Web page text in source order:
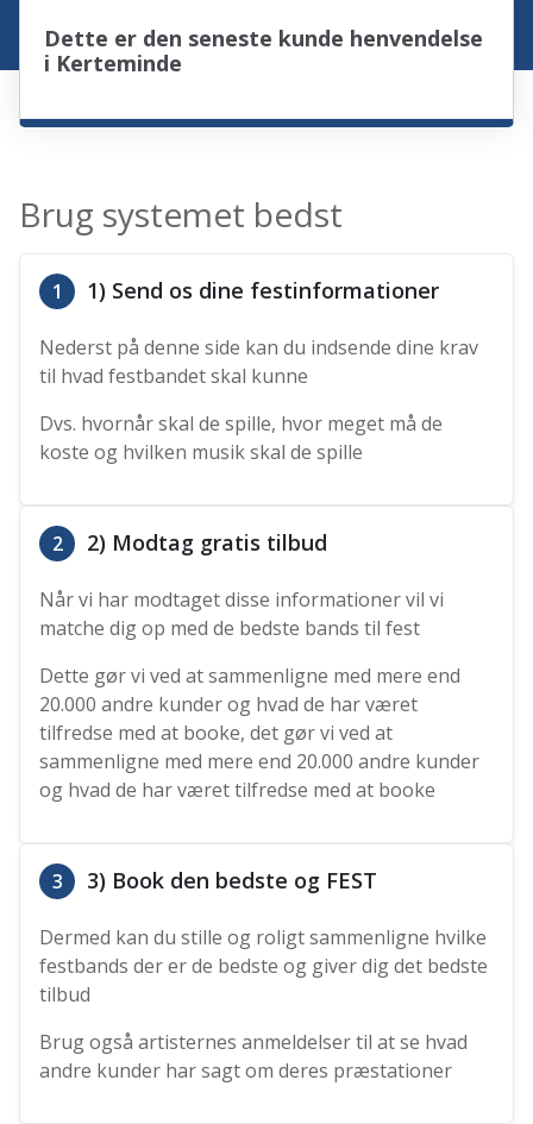
Dette er den seneste kunde henvendelse
i Kerteminde
Brug systemet bedst
1 1) Send os dine festinformationer
Nederst på denne side kan du indsende dine krav
til hvad festbandet skal kunne
Dvs. hvornår skal de spille, hvor meget må de
koste og hvilken musik skal de spille
2 2) Modtag gratis tilbud
Når vi har modtaget disse informationer vil vi
matche dig op med de bedste bands til fest
Dette gør vi ved at sammenligne med mere end
20.000 andre kunder og hvad de har været
tilfredse med at booke, det gør vi ved at
sammenligne med mere end 20.000 andre kunder
og hvad de har været tilfredse med at booke
3 3) Book den bedste og FEST
Dermed kan du stille og roligt sammenligne hvilke
festbands der er de bedste og giver dig det bedste
tilbud
Brug også artisternes anmeldelser til at se hvad
andre kunder har sagt om deres præstationer